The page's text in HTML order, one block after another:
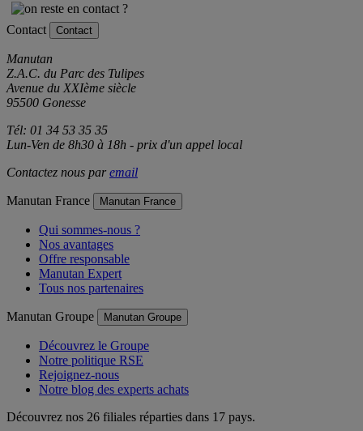
Contact Contact
Manutan
Z.A.C. du Parc des Tulipes
Avenue du XXIème siècle
95500 Gonesse
Tél: 01 34 53 35 35
Lun-Ven de 8h30 à 18h - prix d'un appel local
Contactez nous paremail
Manutan France Manutan France
Qui sommes-nous ?
Nos avantages
Offre responsable
Manutan Expert
Tous nos partenaires
Manutan Groupe Manutan Groupe
Découvrez le Groupe
Notre politique RSE
Rejoignez-nous
Notre blog des experts achats
Découvrez nos 26 filiales réparties dans 17 pays.